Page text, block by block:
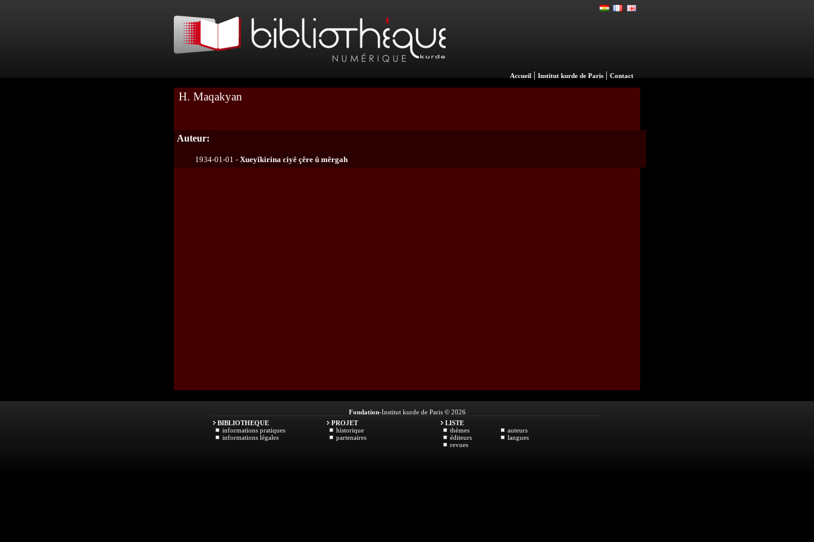
Accueil | Institut kurde de Paris | Contact
H. Maqakyan
Auteur:
1934-01-01 - Xueyîkirina ciyê çêre û mêrgah
Fondation-Institut kurde de Paris © 2026
BIBLIOTHEQUE
informations pratiques
informations légales
PROJET
historique
partenaires
LISTE
thèmes
auteurs
éditeurs
langues
revues